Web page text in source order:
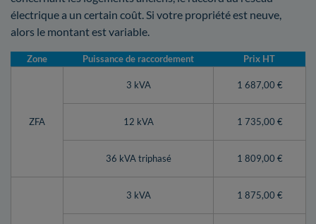
électrique a un certain coût. Si votre propriété est neuve,
alors le montant est variable.
Zone Puissance de raccordement Prix HT
ZFA
3 kVA 1 687,00 €
12 kVA 1 735,00 €
36 kVA triphasé 1 809,00 €
3 kVA 1 875,00 €